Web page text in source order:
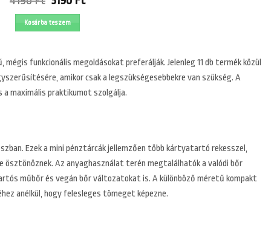
price
was:
Kosárba teszem
funkcionális megoldásokat preferálják. Jelenleg 11 db termék közül
amikor csak a legszükségesebbekre van szükség. A
a maximális praktikumot szolgálja.
Ezek a mini pénztárcák jellemzően több kártyatartó rekesszel,
Az anyaghasználat terén megtalálhatók a valódi bőr
műbőr és vegán bőr változatokat is. A különböző méretű kompakt
anélkül, hogy felesleges tömeget képezne.